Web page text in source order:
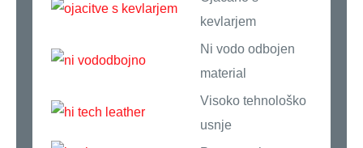
kevlarjem
Ni vodo odbojen
material
Visoko tehnološko
usnje